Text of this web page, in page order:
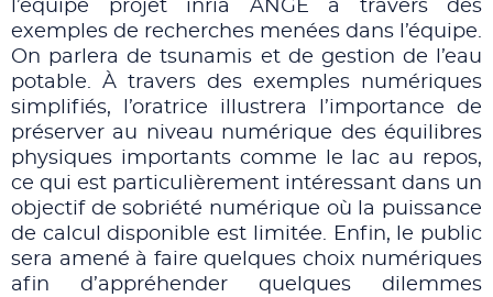
l’équipe projet inria ANGE à travers des
exemples de recherches menées dans l’équipe.
On parlera de tsunamis et de gestion de l’eau
potable. À travers des exemples numériques
simplifiés, l’oratrice illustrera l’importance de
préserver au niveau numérique des équilibres
physiques importants comme le lac au repos,
ce qui est particulièrement intéressant dans un
objectif de sobriété numérique où la puissance
de calcul disponible est limitée. Enfin, le public
sera amené à faire quelques choix numériques
afin d’appréhender quelques dilemmes